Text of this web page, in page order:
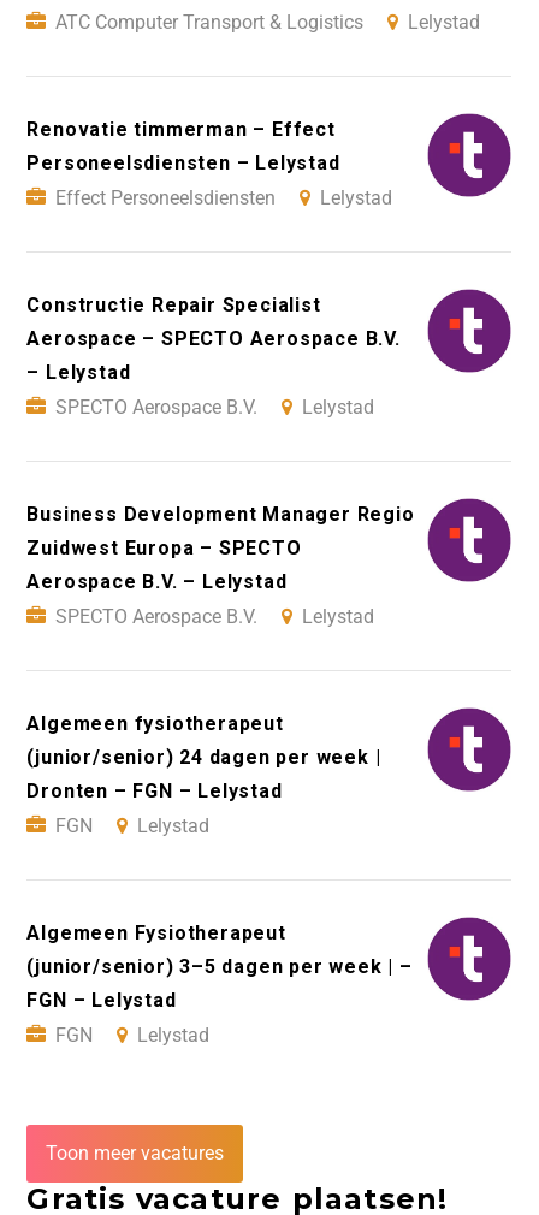
ATC Computer Transport & Logistics
Lelystad
Renovatie timmerman – Effect
Personeelsdiensten – Lelystad
Effect Personeelsdiensten
Lelystad
Constructie Repair Specialist
Aerospace – SPECTO Aerospace B.V.
– Lelystad
SPECTO Aerospace B.V.
Lelystad
Business Development Manager Regio
Zuidwest Europa – SPECTO
Aerospace B.V. – Lelystad
SPECTO Aerospace B.V.
Lelystad
Algemeen fysiotherapeut
(junior/senior) 24 dagen per week |
Dronten – FGN – Lelystad
FGN
Lelystad
Algemeen Fysiotherapeut
(junior/senior) 3–5 dagen per week | –
FGN – Lelystad
FGN
Lelystad
Toon meer vacatures
Gratis vacature plaatsen!